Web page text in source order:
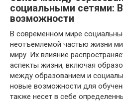
социальными сетями:
возможности
В современном мире
неотъемлемой частью жизни
миру. Их влияние
аспекты жизни, включая
между образованием и
новые возможности для
также несет в себе